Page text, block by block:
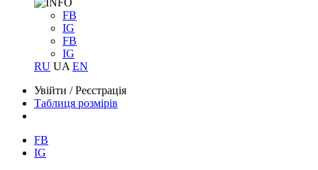
FB
IG
FB
IG
RU UA EN
Увійти /Реєстрація
Таблиця розмірів
FB
IG